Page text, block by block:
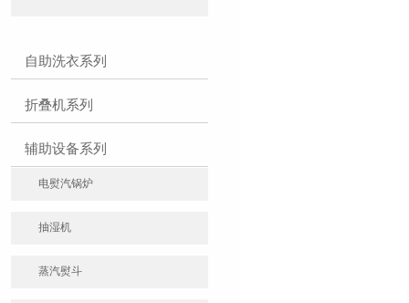
自助洗衣系列
折叠机系列
辅助设备系列
电熨汽锅炉
抽湿机
蒸汽熨斗